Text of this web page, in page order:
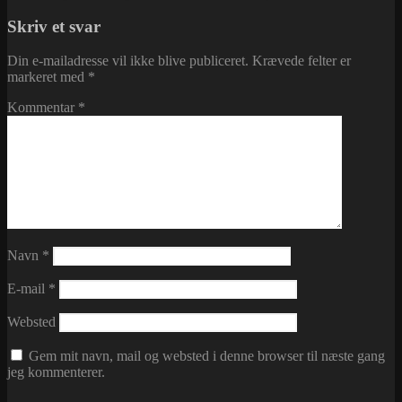
Skriv et svar
Din e-mailadresse vil ikke blive publiceret. Krævede felter er
markeret med *
Kommentar *
Navn *
E-mail *
Websted
Gem mit navn, mail og websted i denne browser til næste gang
jeg kommenterer.